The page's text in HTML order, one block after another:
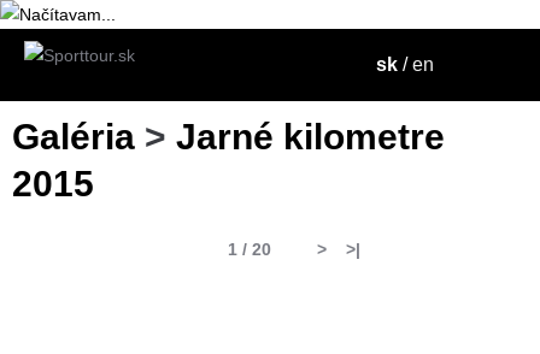
sk /en
Galéria > Jarné kilometre
2015
1 / 20 > >|